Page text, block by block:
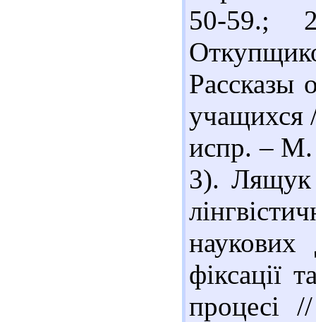
50-59.;
Рассказы
учащихся
испр. – М.
3). Лящук
наукових
фіксації
процесі